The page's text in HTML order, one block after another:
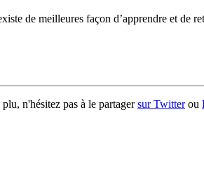
de meilleures façon d’apprendre et de
n'hésitez pas à le partagersur Twitterou